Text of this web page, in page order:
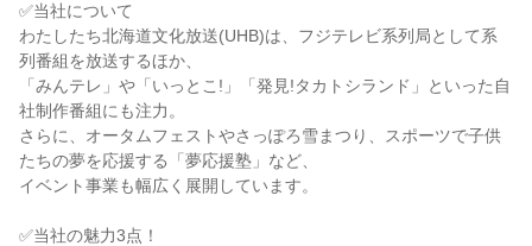
✅当社について
わたしたち北海道文化放送(UHB)は、フジテレビ系列局として系
列番組を放送するほか、
「みんテレ」や「いっとこ!」「発見!タカトシランド」といった自
社制作番組にも注力。
さらに、オータムフェストやさっぽろ雪まつり、スポーツで子供
たちの夢を応援する「夢応援塾」など、
イベント事業も幅広く展開しています。
✅当社の魅力3点！